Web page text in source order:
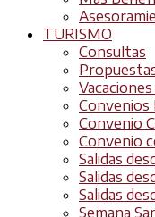
TURISMO
Consultas
Convenio
Convenio
Salidas
Salidas
Salidas
Semana